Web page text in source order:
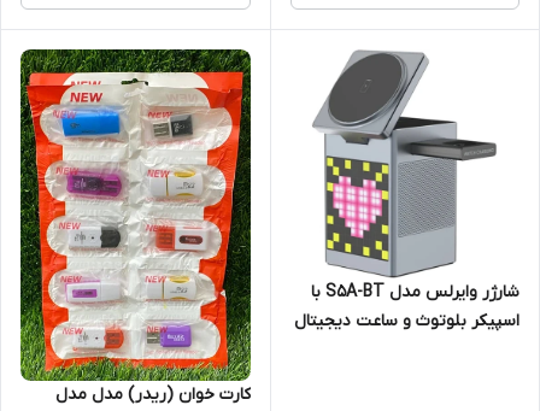
شارژر وایرلس مدل S5A-BT با
اسپیکر بلوتوث و ساعت دیجیتال
کارت‌ خوان (ریدر) مدل مدل